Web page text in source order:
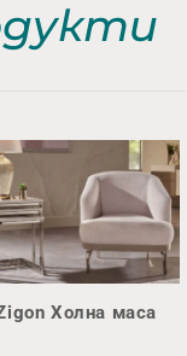
Холна маса